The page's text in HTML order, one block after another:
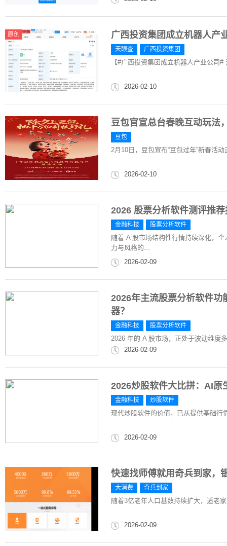
原创 广西投资集团成立机器人产
天眼查 广西投资集团
【#广西投资集团成立机器人产业公司#
2026-02-10
豆包官宣总台春晚互动玩法
豆包
2月10日，豆包宣布“豆包过年”新春活
2026-02-10
2026 股票分析软件测评推
金融科技 股票分析软件
随着 A 股市场结构性行情持续深化，
力与风格的...
2026-02-09
2026年主流股票分析软件功
器？
金融科技 股票分析软件
2026 年的 A 股市场，正处于波动维度
2026-02-09
2026炒股软件大比拼：AI原
金融科技 炒股软件
现代炒股软件的价值，已从提供基础行
2026-02-09
快速找师傅就用奇兵到家，
大消费 奇兵到家
随着3亿老年人口基数持续扩大，适老
2026-02-09